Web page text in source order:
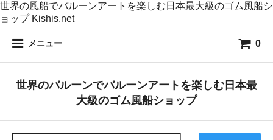
世界の風船でバルーンアートを楽しむ日本最大級のゴム風船シ
ョップ Kishis.net
メニュー 0
世界のバルーンでバルーンアートを楽しむ日本最
大級のゴム風船ショップ